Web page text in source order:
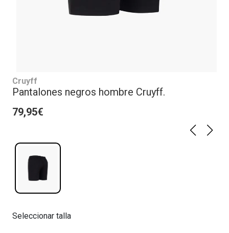
Cruyff
Pantalones negros hombre Cruyff.
79,95€
Seleccionar talla